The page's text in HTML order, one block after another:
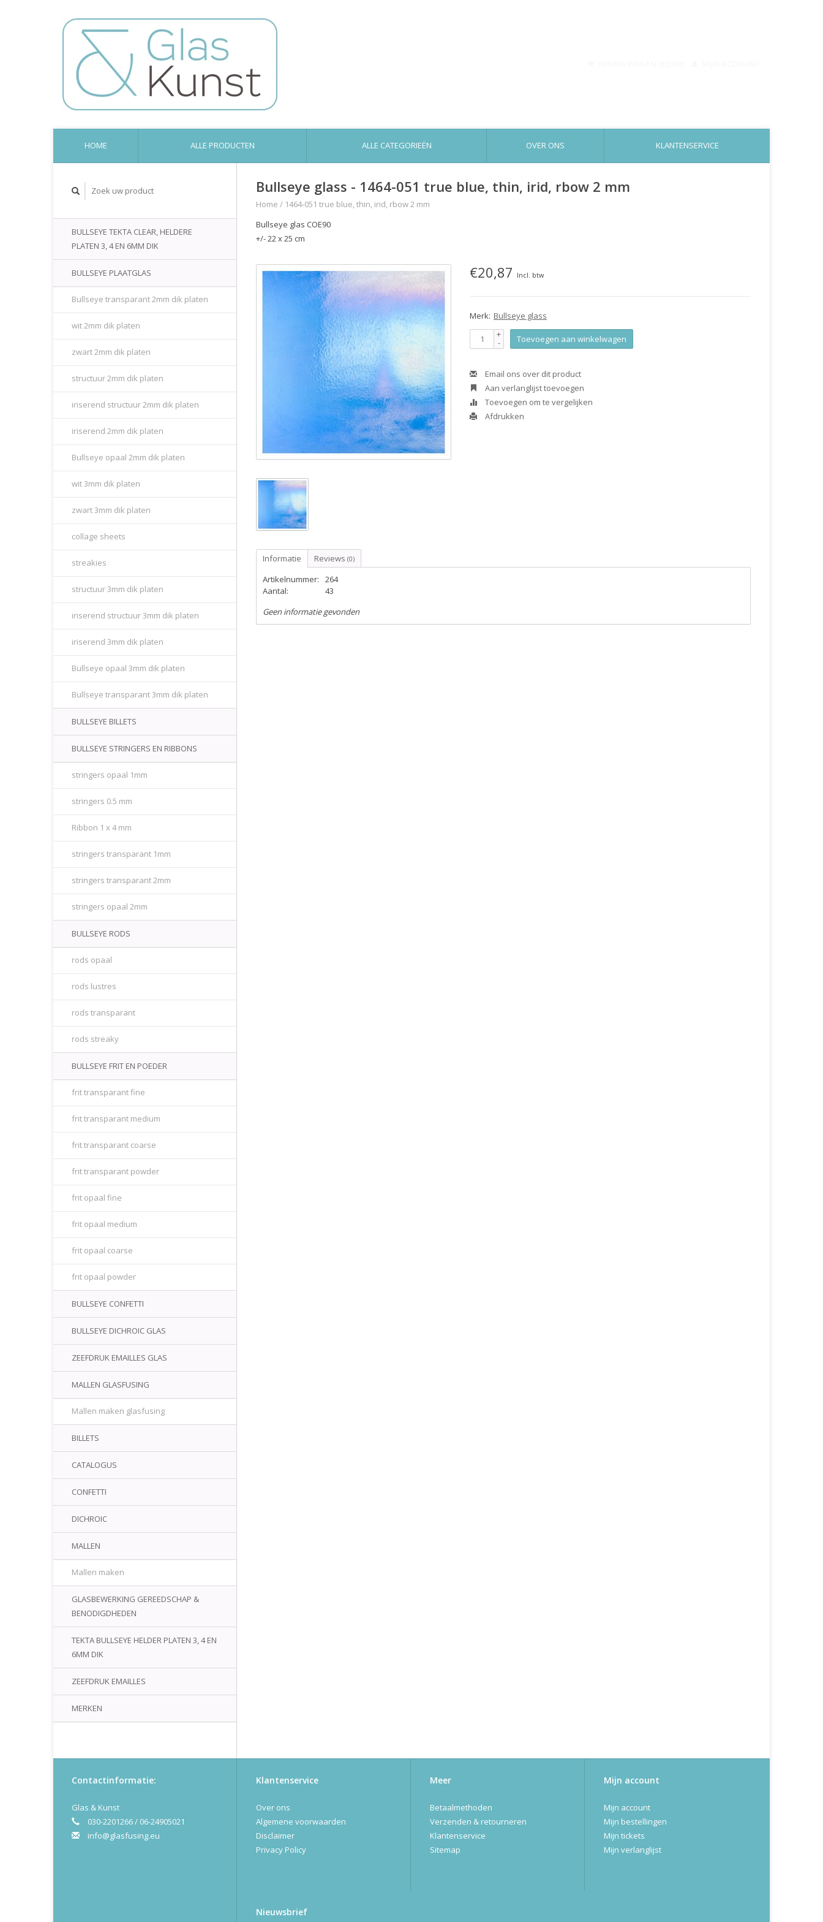
HOME ALLE PRODUCTEN ALLE CATEGORIEËN OVER ONS KLANTENSERVICE
BULLSEYE TEKTA CLEAR, HELDERE
PLATEN 3, 4 EN 6MM DIK
BULLSEYE PLAATGLAS
Bullseye transparant 2mm dik platen
wit 2mm dik platen
zwart 2mm dik platen
structuur 2mm dik platen
iriserend structuur 2mm dik platen
iriserend 2mm dik platen
Bullseye opaal 2mm dik platen
wit 3mm dik platen
zwart 3mm dik platen
collage sheets
streakies
structuur 3mm dik platen
iriserend structuur 3mm dik platen
iriserend 3mm dik platen
Bullseye opaal 3mm dik platen
Bullseye transparant 3mm dik platen
BULLSEYE BILLETS
BULLSEYE STRINGERS EN RIBBONS
stringers opaal 1mm
stringers 0.5 mm
Ribbon 1 x 4 mm
stringers transparant 1mm
stringers transparant 2mm
stringers opaal 2mm
BULLSEYE RODS
rods opaal
rods lustres
rods transparant
rods streaky
BULLSEYE FRIT EN POEDER
frit transparant fine
frit transparant medium
frit transparant coarse
frit transparant powder
frit opaal fine
frit opaal medium
frit opaal coarse
frit opaal powder
BULLSEYE CONFETTI
BULLSEYE DICHROIC GLAS
ZEEFDRUK EMAILLES GLAS
MALLEN GLASFUSING
Mallen maken glasfusing
BILLETS
CATALOGUS
CONFETTI
DICHROIC
MALLEN
Mallen maken
GLASBEWERKING GEREEDSCHAP &
BENODIGDHEDEN
TEKTA BULLSEYE HELDER PLATEN 3, 4 EN
6MM DIK
ZEEFDRUK EMAILLES
MERKEN
Bullseye glass - 1464-051 true blue, thin, irid, rbow 2 mm
Home / 1464-051 true blue, thin, irid, rbow 2 mm
Bullseye glas COE90
+/- 22 x 25 cm
€20,87 Incl. btw
Merk: Bullseye glass
+
- Toevoegen aan winkelwagen
Email ons over dit product
Aan verlanglijst toevoegen
Toevoegen om te vergelijken
Afdrukken
Informatie Reviews (0)
Artikelnummer:
264
Aantal:
43
Geen informatie gevonden
Contactinformatie:
Glas & Kunst
030-2201266 / 06-24905021
info@glasfusing.eu
Klantenservice
Over ons
Algemene voorwaarden
Disclaimer
Privacy Policy
Meer
Betaalmethoden
Verzenden & retourneren
Klantenservice
Sitemap
Mijn account
Mijn account
Mijn bestellingen
Mijn tickets
Mijn verlanglijst
Nieuwsbrief